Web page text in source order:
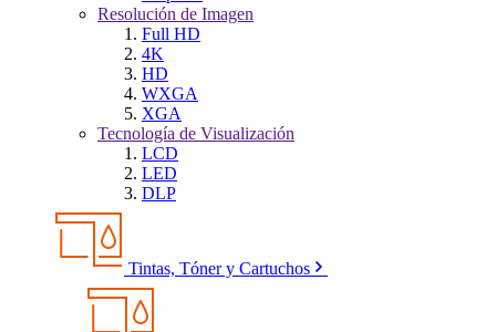
Resolución de Imagen
Full HD
4K
HD
WXGA
XGA
Tecnología de Visualización
LCD
LED
DLP
Tintas, Tóner y Cartuchos